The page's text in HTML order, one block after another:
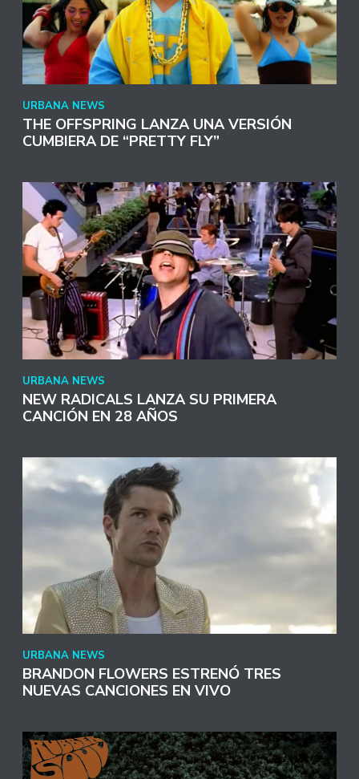
URBANA NEWS
THE OFFSPRING LANZA UNA VERSIÓN
CUMBIERA DE “PRETTY FLY”
URBANA NEWS
NEW RADICALS LANZA SU PRIMERA
CANCIÓN EN 28 AÑOS
URBANA NEWS
BRANDON FLOWERS ESTRENÓ TRES
NUEVAS CANCIONES EN VIVO